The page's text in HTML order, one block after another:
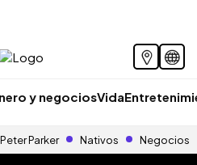
y negociosVida
Peter Parker Nativos Negocios